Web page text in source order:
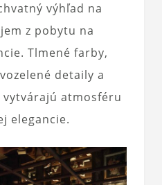
výhľad na
z pobytu na
Tlmené farby,
detaily a
atmosféru
elegancie.